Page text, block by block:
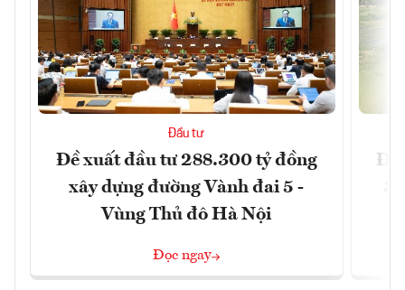
Đầu tư
Đề xuất đầu tư 288.300 tỷ đồng
xây dựng đường Vành đai 5 -
Vùng Thủ đô Hà Nội
Đọc ngay